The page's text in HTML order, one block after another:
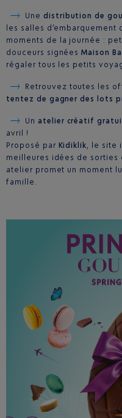
Une distribution de
les salles
moments de la journée :
douceurs signéesMaison
régaler tous les petits
Retrouvez toutes les
tentez de gagner des lots
Un atelier créatif
avril !
Proposé par Kidiklik, le site
meilleures idées de sorties
atelier promet un moment
famille.